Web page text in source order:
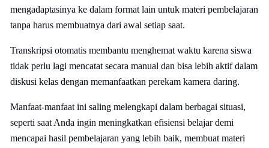
mengadaptasinya ke dalam format lain untuk materi pembelajaran
tanpa harus membuatnya dari awal setiap saat.
Transkripsi otomatis membantu menghemat waktu karena siswa
tidak perlu lagi mencatat secara manual dan bisa lebih aktif dalam
diskusi kelas dengan memanfaatkan perekam kamera daring.
Manfaat-manfaat ini saling melengkapi dalam berbagai situasi,
seperti saat Anda ingin meningkatkan efisiensi belajar demi
mencapai hasil pembelajaran yang lebih baik, membuat materi